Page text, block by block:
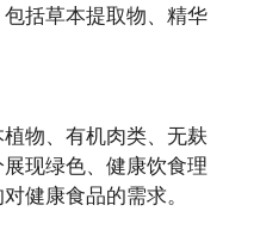
括草本提取物、精华
物、有机肉类、无麸
现绿色、健康饮食理
健康食品的需求。